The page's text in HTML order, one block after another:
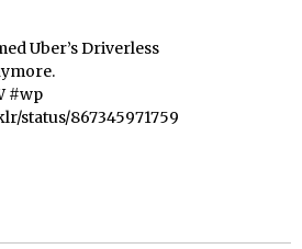
Uber’s Driverless
#wp
status/867345971759